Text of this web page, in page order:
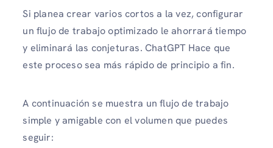
Si planea crear varios cortos a la vez, configurar
un flujo de trabajo optimizado le ahorrará tiempo
y eliminará las conjeturas. ChatGPT Hace que
este proceso sea más rápido de principio a fin.
A continuación se muestra un flujo de trabajo
simple y amigable con el volumen que puedes
seguir: